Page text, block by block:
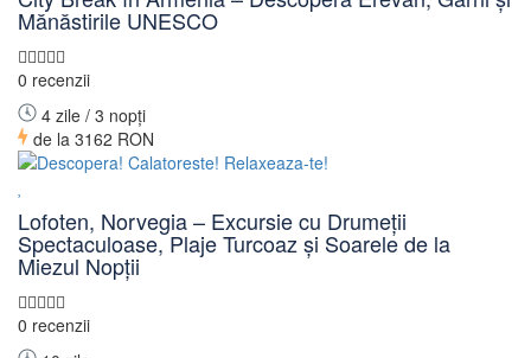
Mănăstirile UNESCO
0 recenzii
4 zile / 3 nopți
de la 3162 RON
Lofoten, Norvegia – Excursie cu Drumeții
Spectaculoase, Plaje Turcoaz și Soarele de la
Miezul Nopții
0 recenzii